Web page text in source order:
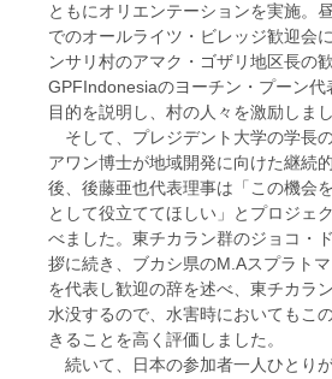
ともにオリエンテーションを実施。
でのオールライツ・ビレッジ歓迎会
ンサリ村のアマク・ゴザリ地区長の
GPFIndonesiaのヨーチン・プーン代
目的を説明し、村の人々を激励しまし
そして、プレジデント大学の学長
アワン博士が地域開発に向けた継続
後、後藤亜也代表理事は「この機会
として役立ててほしい」とプロジェ
べました。東チカラン群のジョコ・
拶に続き、ブカシ県のM.Aスプラト
を代表し歓迎の辞を述べ、東チカラ
水没するので、水害時においてもこ
きることを高く評価しました。
続いて、日本の参加者一人ひとり